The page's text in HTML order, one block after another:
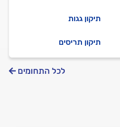
תיקון גגות
תיקון תריסים
לכל התחומים